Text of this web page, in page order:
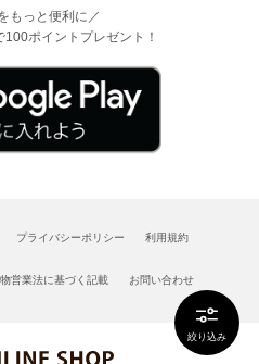
絞り込み
もっと便利に／
ポイントプレゼント！
プライバシーポリシー 利用規約
営業法に基づく記載 お問い合わせ